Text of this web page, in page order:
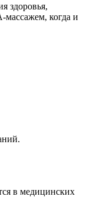
здоровья,
когда и
в медицинских